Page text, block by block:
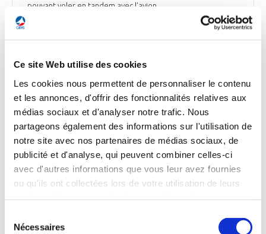
Ce site Web utilise des cookies
Les cookies nous permettent de personnaliser le contenu
et les annonces, d'offrir des fonctionnalités relatives aux
médias sociaux et d'analyser notre trafic. Nous
partageons également des informations sur l'utilisation de
notre site avec nos partenaires de médias sociaux, de
publicité et d'analyse, qui peuvent combiner celles-ci
avec d'autres informations que vous leur avez fournies
ou qu'ils ont collectées lors de votre utilisation de leurs
Nécessaires
pouvant voler en tandem avec l'avion.
DÉFENSE
Zoom sur le Mirage 2000D
La 3ème escadre de chasse est aujourd’hui le seul utilisateur
du Mirage 2000D, 1er chasseur-bombardier tout temps
moderne possédé par l’armée de l’Air et de l’Espace. Il sera
entièrement rénové en 2026. La 3ème escadre de chasse
regroupe aujourd’hui 3 escadrons sur la base de Nancy qui se
partagent la totalité des Mirage 2000D ainsi qu’une demi-
également la dernière utilisatrice de Mirage 2000 en France,